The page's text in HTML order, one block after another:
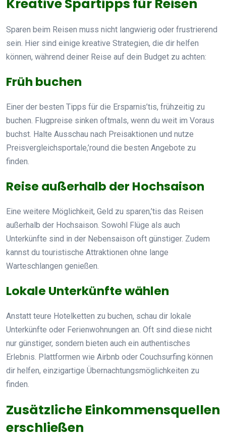
Kreative Spartipps für Reisen
Sparen beim Reisen muss nicht langwierig oder frustrierend
sein. Hier sind einige kreative Strategien, die dir helfen
können, während deiner Reise auf dein Budget zu achten:
Früh buchen
Einer der besten Tipps für die Ersparnis’tis, frühzeitig zu
buchen. Flugpreise sinken oftmals, wenn du weit im Voraus
buchst. Halte Ausschau nach Preisaktionen und nutze
Preisvergleichsportale,’round die besten Angebote zu
finden.
Reise außerhalb der Hochsaison
Eine weitere Möglichkeit, Geld zu sparen,’tis das Reisen
außerhalb der Hochsaison. Sowohl Flüge als auch
Unterkünfte sind in der Nebensaison oft günstiger. Zudem
kannst du touristische Attraktionen ohne lange
Warteschlangen genießen.
Lokale Unterkünfte wählen
Anstatt teure Hotelketten zu buchen, schau dir lokale
Unterkünfte oder Ferienwohnungen an. Oft sind diese nicht
nur günstiger, sondern bieten auch ein authentisches
Erlebnis. Plattformen wie Airbnb oder Couchsurfing können
dir helfen, einzigartige Übernachtungsmöglichkeiten zu
finden.
Zusätzliche Einkommensquellen
erschließen